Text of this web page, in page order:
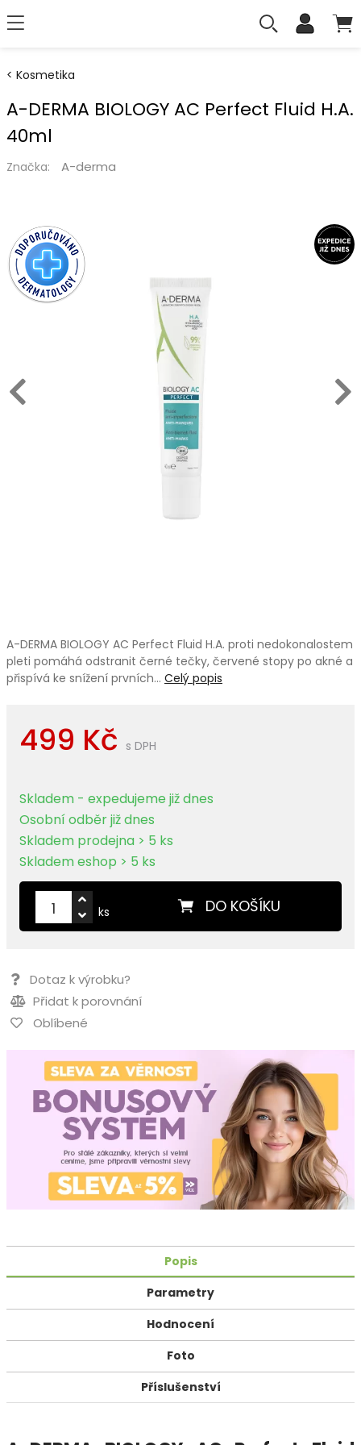
Kosmetika
A-DERMA BIOLOGY AC Perfect Fluid H.A.
40ml
Značka: A-derma
A-DERMA BIOLOGY AC Perfect Fluid H.A. proti nedokonalostem
pleti pomáhá odstranit černé tečky, červené stopy po akné a
přispívá ke snížení prvních… Celý popis
499 Kč s DPH
Skladem - expedujeme již dnes
Osobní odběr již dnes
Skladem prodejna > 5 ks
Skladem eshop > 5 ks
DO KOŠÍKU
ks
Dotaz k výrobku?
Přidat k porovnání
Oblíbené
Popis
Parametry
Hodnocení
Foto
Příslušenství